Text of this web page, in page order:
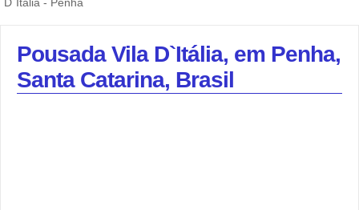
Pousada Vila D`Itália, em Penha,
Santa Catarina, Brasil